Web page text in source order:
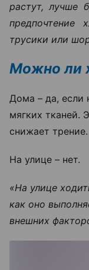
растут, лучше
предпочтение
трусики или
Можно ли
Дома – да, если
мягких тканей.
снижает трение.
На улице – нет.
«На улице
как оно
внешних